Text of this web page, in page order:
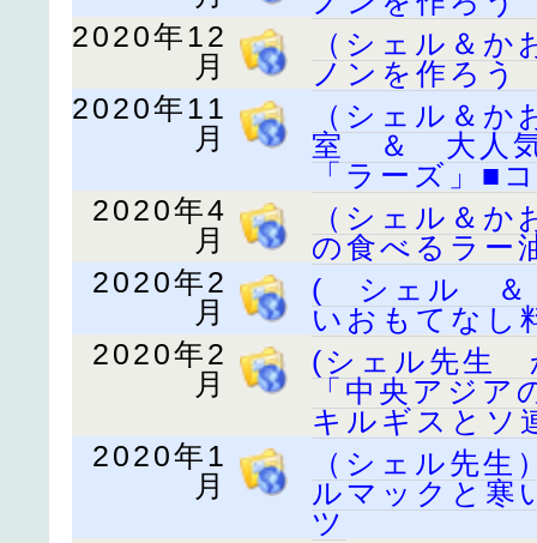
2020年12
月
（シェル＆
ノンを作ろ
2020年11
月
（シェル＆
室 ＆ 大人気
「ラーズ」■
2020年4
月
（シェル＆
の食べるラー
2020年2
月
( シェル ＆
いおもてなし
2020年2
月
(シェル先生
「中央アジ
キルギスとソ
2020年1
月
（シェル先
ルマックと寒
ツ